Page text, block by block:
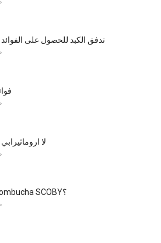
تدفق الكبد للحصول على
لا
ما هو Kombucha SCOBY؟